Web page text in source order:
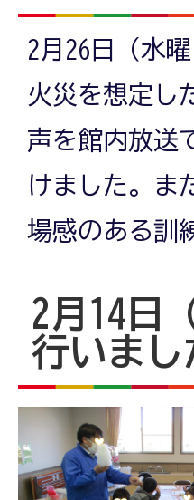
2月26日（水
火災を想定し
声を館内放送
けました。ま
場感のある訓
2月14日
行いまし